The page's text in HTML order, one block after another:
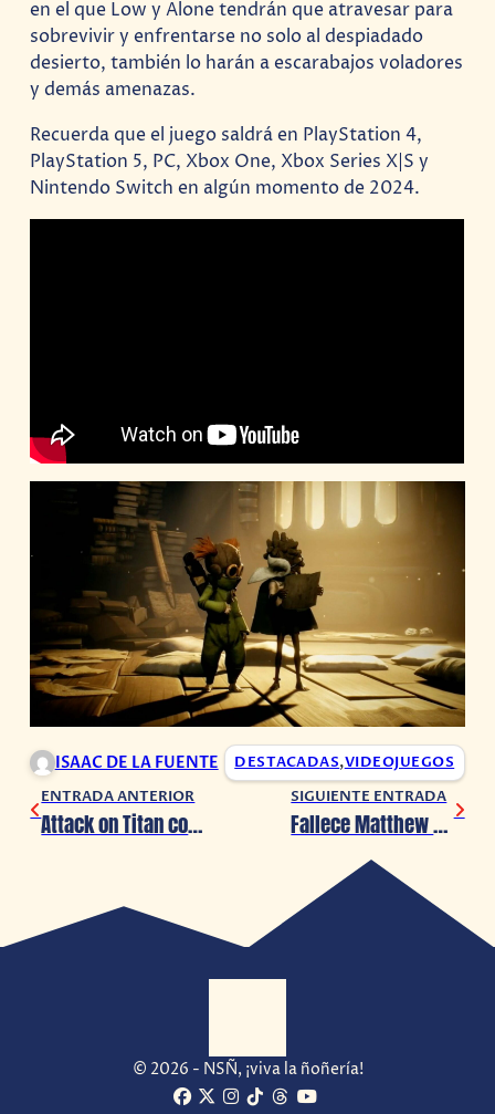
en el que Low y Alone tendrán que atravesar para
sobrevivir y enfrentarse no solo al despiadado
desierto, también lo harán a escarabajos voladores
y demás amenazas.
Recuerda que el juego saldrá en PlayStation 4,
PlayStation 5, PC, Xbox One, Xbox Series X|S y
Nintendo Switch en algún momento de 2024.
ISAAC DE LA FUENTE DESTACADAS,VIDEOJUEGOS
ENTRADA ANTERIOR
Attack on Titan confirma la fecha de su episodio final final final
SIGUIENTE ENTRADA
Fallece Matthew Perry, estrella de FRIENDS
© 2026 - NSÑ, ¡viva la ñoñería!